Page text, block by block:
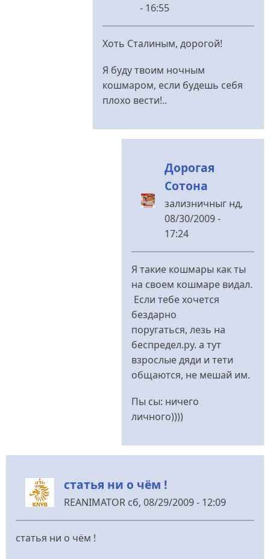
- 16:55
У
сотоне
с
наилучшими
зализничныг
Хоть Сталиным, дорогой!
Я буду твоим ночным
кошмаром, если будешь себя
плохо вести!..
Дорогая
Сотона
зализничныг нд,
08/30/2009 -
17:24
У
Хоть
від
Сотона
Я такие кошмары как ты
на своем кошмаре видал.
Если тебе хочется
бездарно
поругаться, лезь на
беспредел.ру. а тут
взрослые дяди и тети
общаются, не мешай им.
Пы сы: ничего
личного))))
статья ни о чём !
REANIMATOR сб, 08/29/2009 - 12:09
статья ни о чём !